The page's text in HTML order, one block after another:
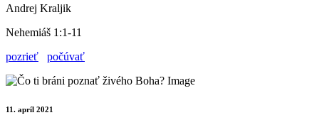
Andrej Kraljik
Nehemiáš 1:1-11
pozrieť
počúvať
11. apríl 2021